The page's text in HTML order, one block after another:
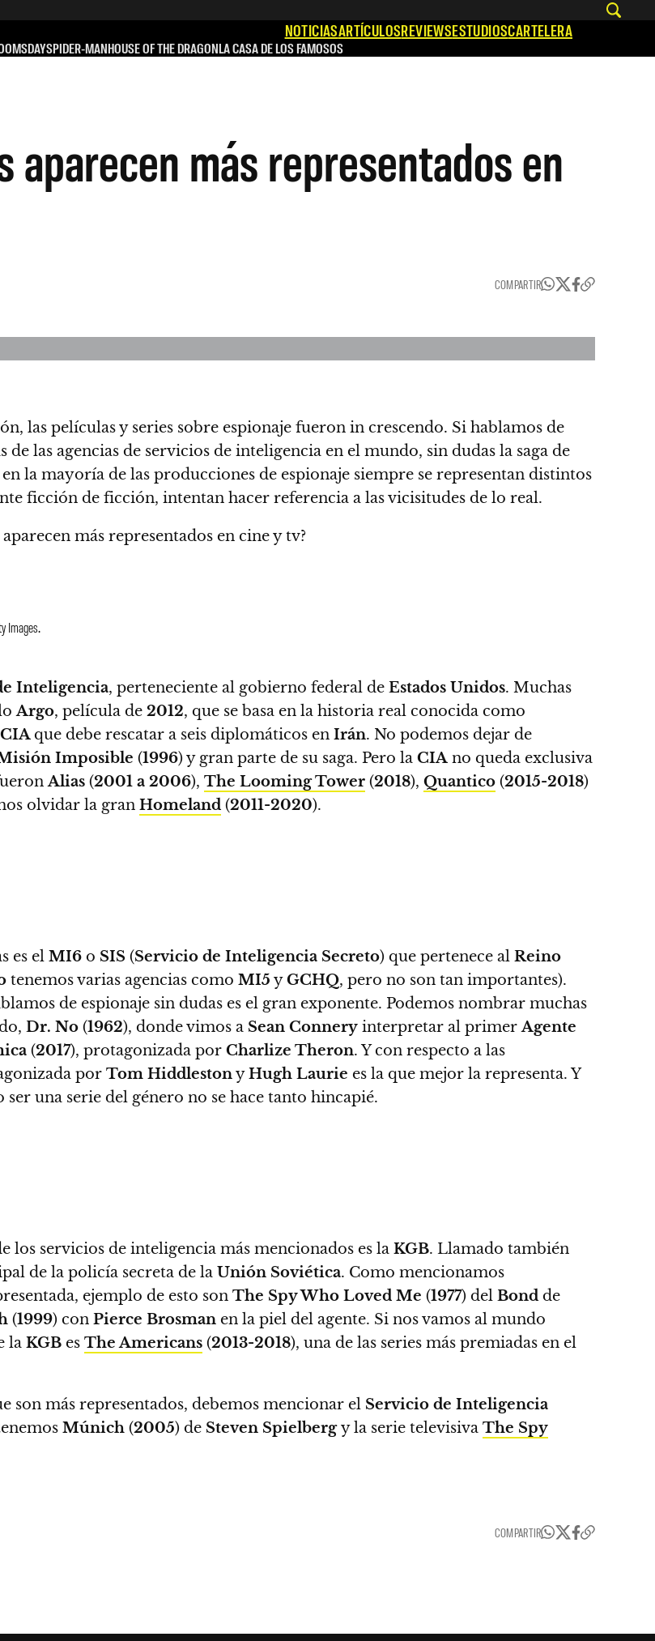
NOTICIASARTÍCULOSREVIEWSESTUDIOSCARTELERA
SPIDER-MANHOUSE OF THE DRAGONLA CASA DE LOS FAMOSOS
aparecen más representados en
COMPARTIR
las películas y series sobre espionaje fueron in crescendo. Si hablamos de
las agencias de servicios de inteligencia en el mundo, sin dudas la saga de
la mayoría de las producciones de espionaje siempre se representan distintos
ficción de ficción, intentan hacer referencia a las vicisitudes de lo real.
más representados en cine y tv?
Images.
Inteligencia, perteneciente al gobierno federal de Estados Unidos. Muchas
Argo, película de 2012, que se basa en la historia real conocida como
CIAque debe rescatar a seis diplomáticos en Irán. No podemos dejar de
Imposible (1996) y gran parte de su saga. Pero la CIA no queda exclusiva
Alias (2001 a 2006), The Looming Tower (2018), Quantico (2015-2018)
olvidar la gran Homeland (2011-2020).
es el MI6 o SIS (Servicio de Inteligencia Secreto) que pertenece al Reino
tenemos varias agencias como MI5 yGCHQ, pero no son tan importantes).
de espionaje sin dudas es el gran exponente. Podemos nombrar muchas
Dr. No (1962), donde vimos a Sean Connery interpretar al primerAgente
(2017), protagonizada por Charlize Theron. Y con respecto a las
por Tom HiddlestonyHugh Laurie es la que mejor la representa. Y
una serie del género no se hace tanto hincapié.
los servicios de inteligencia más mencionados es la KGB. Llamado también
de la policía secreta de la Unión Soviética. Como mencionamos
ejemplo de esto son The Spy Who Loved Me (1977) del Bond de
(1999) con Pierce Brosman en la piel del agente. Si nos vamos al mundo
la KGB es The Americans (2013-2018), una de las series más premiadas en el
son más representados, debemos mencionar el Servicio de Inteligencia
Múnich (2005) de Steven Spielbergy la serie televisiva The Spy
COMPARTIR